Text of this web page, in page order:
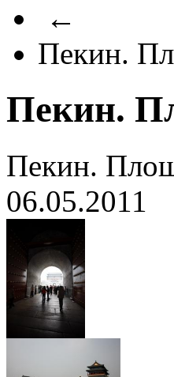
←
Пекин.
Пекин.
Пекин.
06.05.2011